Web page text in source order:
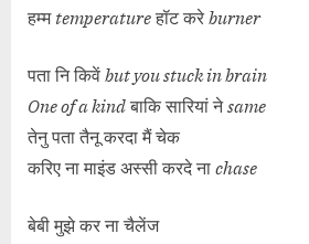
हम्म temperatureहॉट करे burner
पता नि किवें but you stuck in brain
One of a kindबाकि सारियां नेsame
तेनु पता तैनू करदा मैं चेक
करिए ना माइंड अस्सी करदे ना chase
बेबी मुझे कर ना चैलेंज